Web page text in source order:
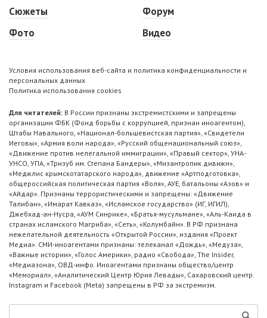
Сюжеты
Фото
Форум
Видео
Условия использования веб-сайта и политика конфиденциальности и
персональных данных
Политика использования cookies
Для читателей: В России признаны экстремистскими и запрещены
организации ФБК (Фонд борьбы с коррупцией, признан иноагентом),
Штабы Навального, «Национал-большевистская партия», «Свидетели
Иеговы», «Армия воли народа», «Русский общенациональный союз»,
«Движение против нелегальной иммиграции», «Правый сектор», УНА-
УНСО, УПА, «Тризуб им. Степана Бандеры», «Мизантропик дивижн»,
«Меджлис крымскотатарского народа», движение «Артподготовка»,
общероссийская политическая партия «Воля», АУЕ, батальоны «Азов» и
«Айдар». Признаны террористическими и запрещены: «Движение
Талибан», «Имарат Кавказ», «Исламское государство» (ИГ, ИГИЛ),
Джебхад-ан-Нусра, «АУМ Синрике», «Братья-мусульмане», «Аль-Каида в
странах исламского Магриба», «Сеть», «Колумбайн». В РФ признана
нежелательной деятельность «Открытой России», издания «Проект
Медиа». СМИ-иноагентами признаны: телеканал «Дождь», «Медуза»,
«Важные истории», «Голос Америки», радио «Свобода», The Insider,
«Медиазона», ОВД-инфо. Иноагентами признаны общество/центр
«Мемориал», «Аналитический Центр Юрия Левады», Сахаровский центр.
Instagram и Facebook (Metа) запрещены в РФ за экстремизм.